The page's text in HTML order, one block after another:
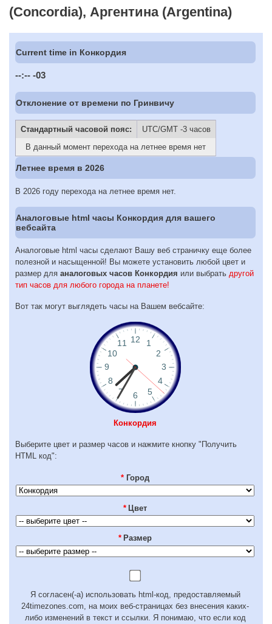
(Concordia), Аргентина (Argentina)
Current time in Конкордия
--:-- -03
Отклонение от времени по Гринвичу
Стандартный часовой пояс:
UTC/GMT -3 часов
В данный момент перехода на летнее время нет
Летнее время в 2026
В 2026 году перехода на летнее время нет.
Аналоговые html часы Конкордия для вашего
вебсайта
Аналоговые html часы сделают Вашу веб страничку еще более
полезной и насыщенной! Вы можете установить любой цвет и
размер для аналоговых часов Конкордия или выбрать другой
тип часов для любого города на планете!
Вот так могут выглядеть часы на Вашем вебсайте:
Конкордия
Выберите цвет и размер часов и нажмите кнопку "Получить
HTML код":
* Город
* Цвет
* Размер
Я согласен(-а) использовать html-код, предоставляемый
24timezones.com, на моих веб-страницах без внесения каких-
либо изменений в текст и ссылки. Я понимаю, что если код